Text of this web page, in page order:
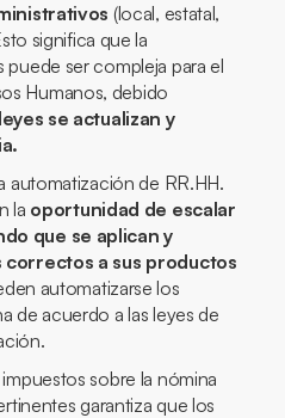
(local, estatal,
significa que la
ser compleja para el
Humanos, debido
se actualizan y
automatización de RR.HH.
la oportunidad de escalar
que se aplican y
a sus productos
automatizarse los
de acuerdo a las leyes de
sobre la nómina
garantiza que los